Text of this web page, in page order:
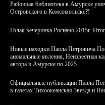
Районная библиотека в Амурске
Островского в Комсомольске?!
Голая вечеринка Роснано 2015г.
Новые находки Павла Петровича
аномальные явления, Неизвестная
автора в Амурске по 2025
Официальные публикации Павла
в газетах Тихоокеанская Звезда и